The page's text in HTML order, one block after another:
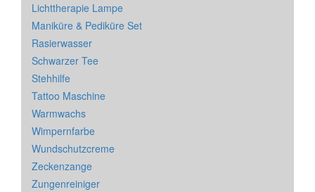
Lichttherapie Lampe
Maniküre & Pediküre Set
Rasierwasser
Schwarzer Tee
Stehhilfe
Tattoo Maschine
Warmwachs
Wimpernfarbe
Wundschutzcreme
Zeckenzange
Zungenreiniger